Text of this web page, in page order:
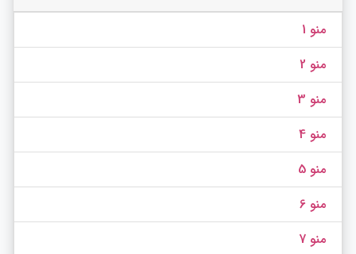
منو 1
منو 2
منو 3
منو 4
منو 5
منو 6
منو 7